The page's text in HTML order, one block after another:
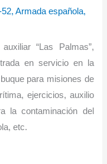
52,Armada española,
“Las Palmas”,
en servicio en la
para misiones de
ejercicios, auxilio
la contaminación del
etc.